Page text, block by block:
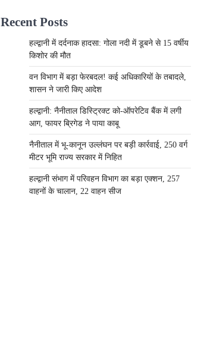
Recent Posts
हल्द्वानी में दर्दनाक हादसा: गोला नदी में डूबने से 15 वर्षीय
किशोर की मौत
वन विभाग में बड़ा फेरबदल! कई अधिकारियों के तबादले,
शासन ने जारी किए आदेश
हल्द्वानी: नैनीताल डिस्ट्रिक्ट को-ऑपरेटिव बैंक में लगी
आग, फायर ब्रिगेड ने पाया काबू
नैनीताल में भू-कानून उल्लंघन पर बड़ी कार्रवाई, 250 वर्ग
मीटर भूमि राज्य सरकार में निहित
हल्द्वानी संभाग में परिवहन विभाग का बड़ा एक्शन, 257
वाहनों के चालान, 22 वाहन सीज